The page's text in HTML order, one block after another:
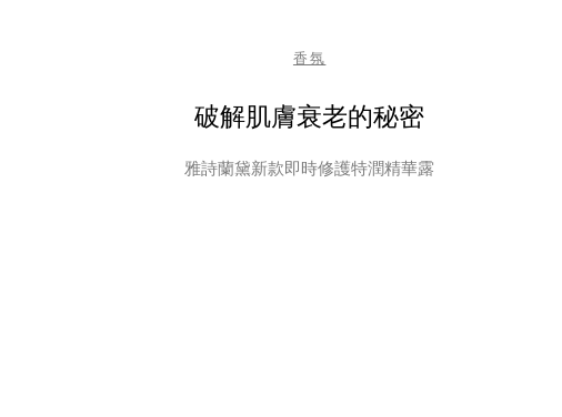
香氛
破解肌膚衰老的秘密
雅詩蘭黛新款即時修護特潤精華露